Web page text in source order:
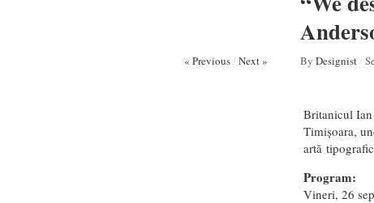
« Previous/ Next » By Designist/
Britanicul Ian
Timișoara,
artă
Program:
Vineri, 26